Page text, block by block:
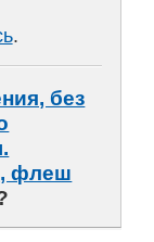
.
без
флеш